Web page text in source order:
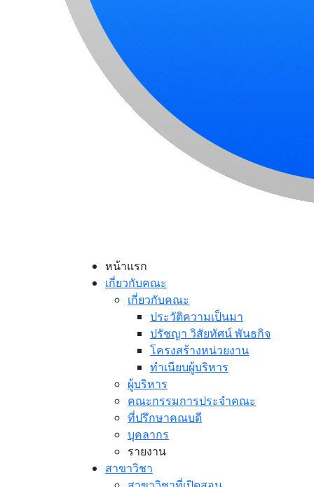
หน้าแรก
เกี่ยวกับคณะ
เกี่ยวกับคณะ
ประวัติความเป็นมา
ปรัชญา วิสัยทัศน์ พันธกิจ
โครงสร้างหน่วยงาน
ทำเนียบผู้บริหาร
ผู้บริหาร
คณะกรรมการประจำคณะ
ที่ปรึกษาคณบดี
บุคลากร
รายงาน
สาขาวิชา